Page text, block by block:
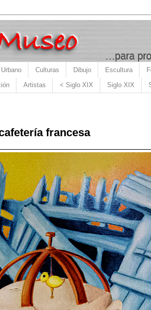
Culturas Dibujo Escultura
Artistas < Siglo XIX Siglo XIX
francesa